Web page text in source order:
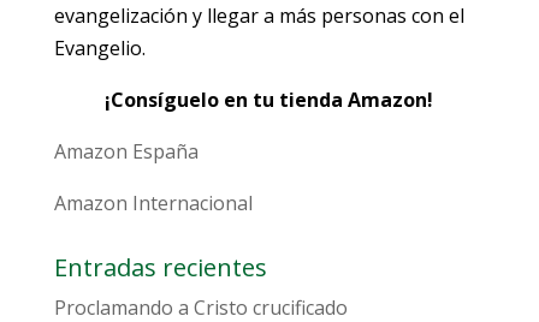
evangelización y llegar a más personas con el
Evangelio.
¡Consíguelo en tu tienda Amazon!
Amazon España
Amazon Internacional
Entradas recientes
Proclamando a Cristo crucificado